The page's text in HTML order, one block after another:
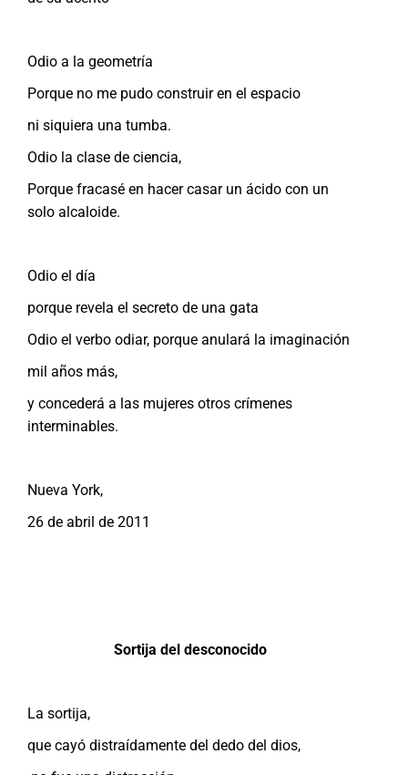
Odio a la geometría
Porque no me pudo construir en el espacio
ni siquiera una tumba.
Odio la clase de ciencia,
Porque fracasé en hacer casar un ácido con un
solo alcaloide.
Odio el día
porque revela el secreto de una gata
Odio el verbo odiar, porque anulará la imaginación
mil años más,
y concederá a las mujeres otros crímenes
interminables.
Nueva York,
26 de abril de 2011
Sortija del desconocido
La sortija,
que cayó distraídamente del dedo del dios,